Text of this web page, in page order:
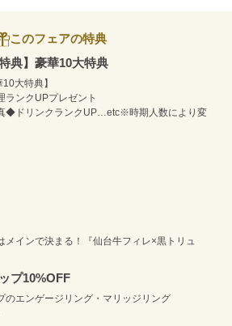
このフェアの特典
典】豪華10⼤特典
大特典】
ランクUPプレゼント
ドリンクランクUP…etc※時期人数により変
メインで決まる！『仙台牛フィレ×黒トリュ
プ10%OFF
エンゲージリング・マリッジリング